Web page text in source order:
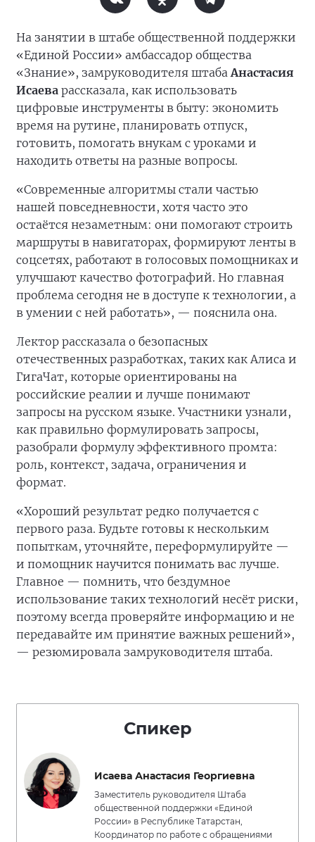
На занятии в штабе общественной поддержки
«Единой России» амбассадор общества
«Знание», замруководителя штабаАнастасия
Исаева рассказала, как использовать
цифровые инструменты в быту: экономить
время на рутине, планировать отпуск,
готовить, помогать внукам с уроками и
находить ответы на разные вопросы.
«Современные алгоритмы стали частью
нашей повседневности, хотя часто это
остаётся незаметным: они помогают строить
маршруты в навигаторах, формируют ленты в
соцсетях, работают в голосовых помощниках и
улучшают качество фотографий. Но главная
проблема сегодня не в доступе к технологии, а
в умении с ней работать», — пояснила она.
Лектор рассказала о безопасных
отечественных разработках, таких как Алиса и
ГигаЧат, которые ориентированы на
российские реалии и лучше понимают
запросы на русском языке. Участники узнали,
как правильно формулировать запросы,
разобрали формулу эффективного промта:
роль, контекст, задача, ограничения и
формат.
«Хороший результат редко получается с
первого раза. Будьте готовы к нескольким
попыткам, уточняйте, переформулируйте —
и помощник научится понимать вас лучше.
Главное — помнить, что бездумное
использование таких технологий несёт риски,
поэтому всегда проверяйте информацию и не
передавайте им принятие важных решений»,
— резюмировала замруководителя штаба.
Спикер
Исаева Анастасия Георгиевна
Заместитель руководителя Штаба
общественной поддержки «Единой
России» в Республике Татарстан,
Координатор по работе с обращениями